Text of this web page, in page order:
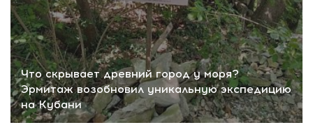
Что скрывает древний город у моря?
Эрмитаж возобновил уникальную экспедицию
на Кубани